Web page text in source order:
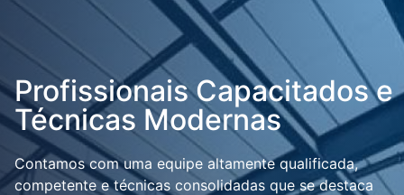
Profissionais Capacitados e
Técnicas Modernas
Contamos com uma equipe altamente qualificada,
competente e técnicas consolidadas que se destaca